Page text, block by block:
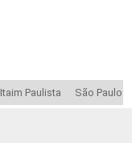
Itaim Paulista São Paulo